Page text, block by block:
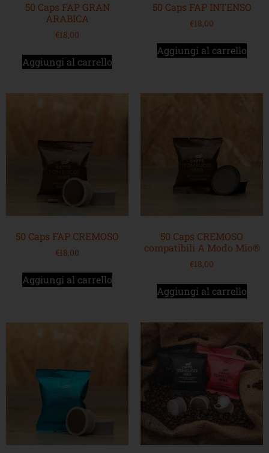
50 Caps FAP GRAN
ARABICA
€18,00
Aggiungi al carrello
50 Caps FAP INTENSO
€18,00
Aggiungi al carrello
50 Caps FAP CREMOSO
€18,00
Aggiungi al carrello
50 Caps CREMOSO
compatibili A Modo Mio®
€18,00
Aggiungi al carrello